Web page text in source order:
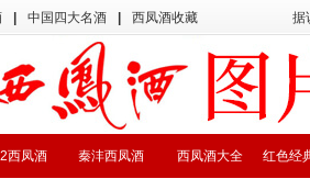
中国四大名酒 西凤酒收藏 据
红色经
西凤酒大全
秦沣西凤酒
西凤酒